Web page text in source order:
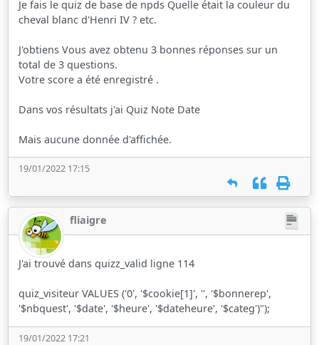
Je fais le quiz de base de npds Quelle était la couleur du
cheval blanc d'Henri IV ? etc.
J'obtiens Vous avez obtenu 3 bonnes réponses sur un
total de 3 questions.
Votre score a été enregistré .
Dans vos résultats j'ai Quiz Note Date
Mais aucune donnée d'affichée.
19/01/2022 17:15
fliaigre
J'ai trouvé dans quizz_valid ligne 114
quiz_visiteur VALUES ('0', '$cookie[1]', '', '$bonnerep',
'$nbquest', '$date', '$heure', '$dateheure', '$categ')");
19/01/2022 17:21